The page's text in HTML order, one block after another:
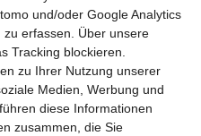
und/oder Google Analytics
erfassen. Über unsere
Tracking blockieren.
zu Ihrer Nutzung unserer
Medien, Werbung und
diese Informationen
zusammen, die Sie
26 ● A-5751 Maishofen
5703237